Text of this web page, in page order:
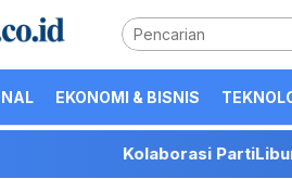
EKONOMI & BISNIS
Kolaborasi PartiLibur